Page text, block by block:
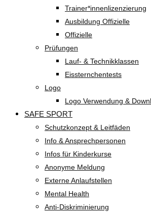
Trainer*innenlizenzierung
Ausbildung Offizielle
Offizielle
Prüfungen
Lauf- & Technikklassen
Eissternchentests
Logo
Logo Verwendung &
SAFE SPORT
Schutzkonzept & Leitfäden
Info & Ansprechpersonen
Infos für Kinderkurse
Anonyme Meldung
Externe Anlaufstellen
Mental Health
Anti-Diskriminierung